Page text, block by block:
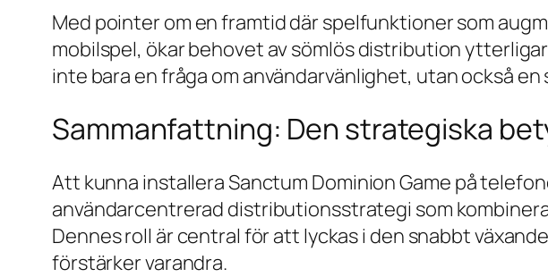
Med pointer om en framtid där spelfunktioner som
mobilspel, ökar behovet av sömlös distribution
inte bara en fråga om användarvänlighet, utan också
Sammanfattning: Den strategiska
Att kunna installera Sanctum Dominion Game på
användarcentrerad distributionsstrategi som
Dennes roll är central för att lyckas i den snabbt
förstärker varandra.